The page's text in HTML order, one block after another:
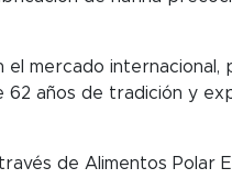
mercado internacional,
62 años de tradición y
de Alimentos Polar